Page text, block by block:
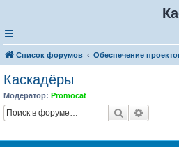
Список форумов Обеспечение
Каскадёры
Модератор: Promocat
Поиск